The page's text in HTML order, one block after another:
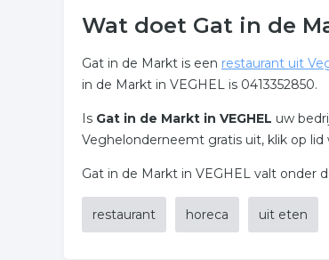
Wat doet Gat in de
Gat in de Markt is een restaurant uit
in de Markt in VEGHEL is 0413352850.
Is Gat in de Markt in VEGHEL uw
Veghelonderneemt gratis uit, klik op lid
Gat in de Markt in VEGHEL valt onder
restaurant horeca uit eten